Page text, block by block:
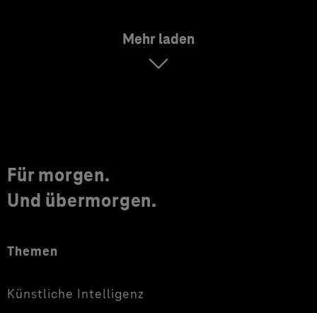
Mehr laden
Für morgen.
Und übermorgen.
Themen
Künstliche Intelligenz